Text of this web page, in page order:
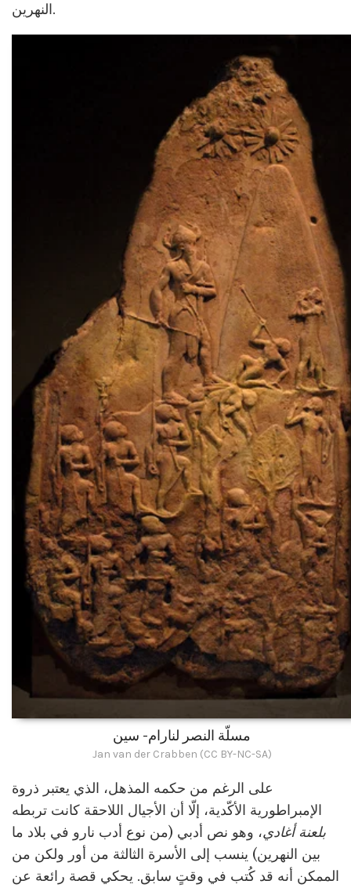
النهرين.
مسلّة النصر لنارام- سين
Jan van der Crabben (CC BY-NC-SA)
على الرغم من حكمه المذهل، الذي يعتبر ذروة
الإمبراطورية الأكّدية، إلّا أن الأجيال اللاحقة كانت تربطه
بلعنة أغادي، وهو نص أدبي (من نوع أدب نارو في بلاد ما
بين النهرين) ينسب إلى الأسرة الثالثة من أور ولكن من
الممكن أنه قد كُتب في وقتٍ سابق. يحكي قصة رائعة عن